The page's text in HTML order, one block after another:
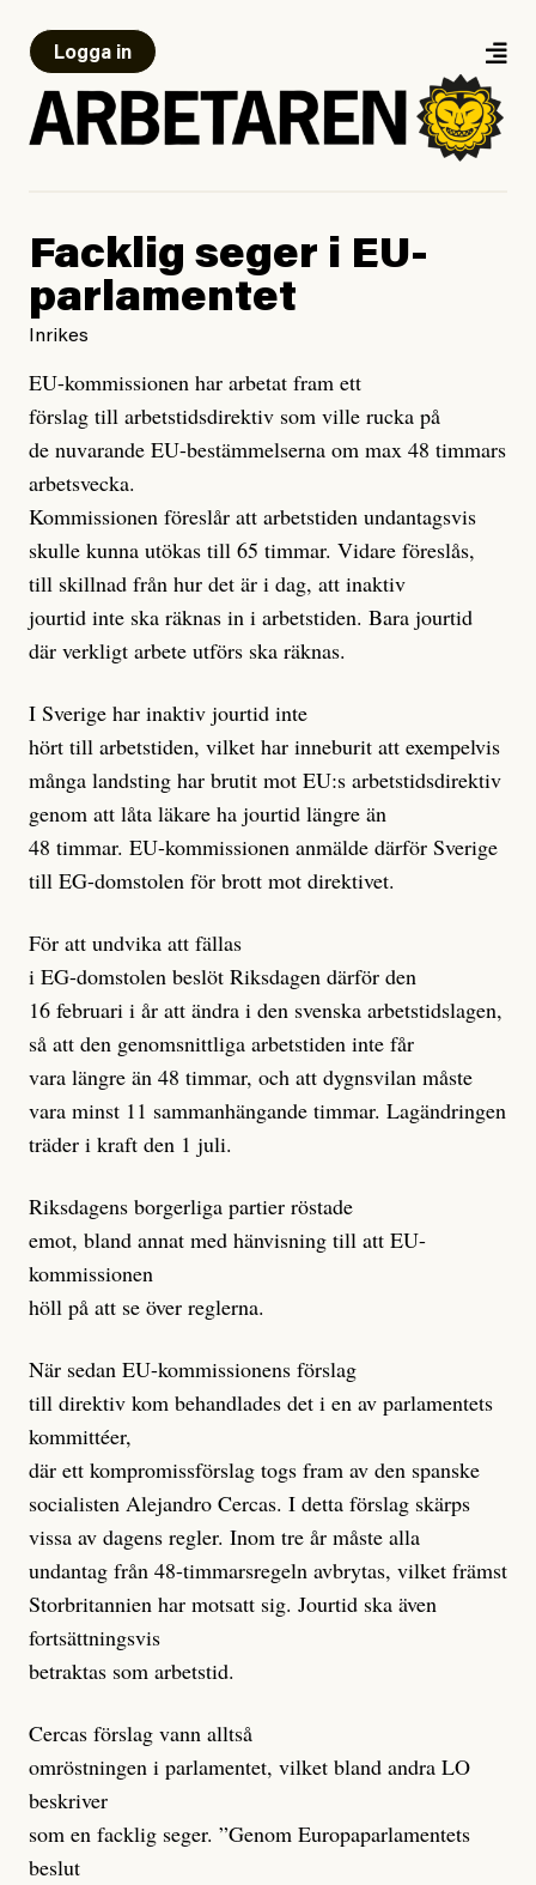
Logga in
Facklig seger i EU-
parlamentet
Inrikes
EU-kommissionen har arbetat fram ett
förslag till arbetstidsdirektiv som ville rucka på
de nuvarande EU-bestämmelserna om max 48 timmars
arbetsvecka.
Kommissionen föreslår att arbetstiden undantagsvis
skulle kunna utökas till 65 timmar. Vidare föreslås,
till skillnad från hur det är i dag, att inaktiv
jourtid inte ska räknas in i arbetstiden. Bara jourtid
där verkligt arbete utförs ska räknas.
I Sverige har inaktiv jourtid inte
hört till arbetstiden, vilket har inneburit att exempelvis
många landsting har brutit mot EU:s arbetstidsdirektiv
genom att låta läkare ha jourtid längre än
48 timmar. EU-kommissionen anmälde därför Sverige
till EG-domstolen för brott mot direktivet.
För att undvika att fällas
i EG-domstolen beslöt Riksdagen därför den
16 februari i år att ändra i den svenska arbetstidslagen,
så att den genomsnittliga arbetstiden inte får
vara längre än 48 timmar, och att dygnsvilan måste
vara minst 11 sammanhängande timmar. Lagändringen
träder i kraft den 1 juli.
Riksdagens borgerliga partier röstade
emot, bland annat med hänvisning till att EU-
kommissionen
höll på att se över reglerna.
När sedan EU-kommissionens förslag
till direktiv kom behandlades det i en av parlamentets
kommittéer,
där ett kompromissförslag togs fram av den spanske
socialisten Alejandro Cercas. I detta förslag skärps
vissa av dagens regler. Inom tre år måste alla
undantag från 48-timmarsregeln avbrytas, vilket främst
Storbritannien har motsatt sig. Jourtid ska även
fortsättningsvis
betraktas som arbetstid.
Cercas förslag vann alltså
omröstningen i parlamentet, vilket bland andra LO
beskriver
som en facklig seger. ”Genom Europaparlamentets
beslut